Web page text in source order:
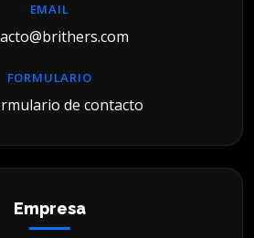
EMAIL
FORMULARIO
de contacto
Empresa